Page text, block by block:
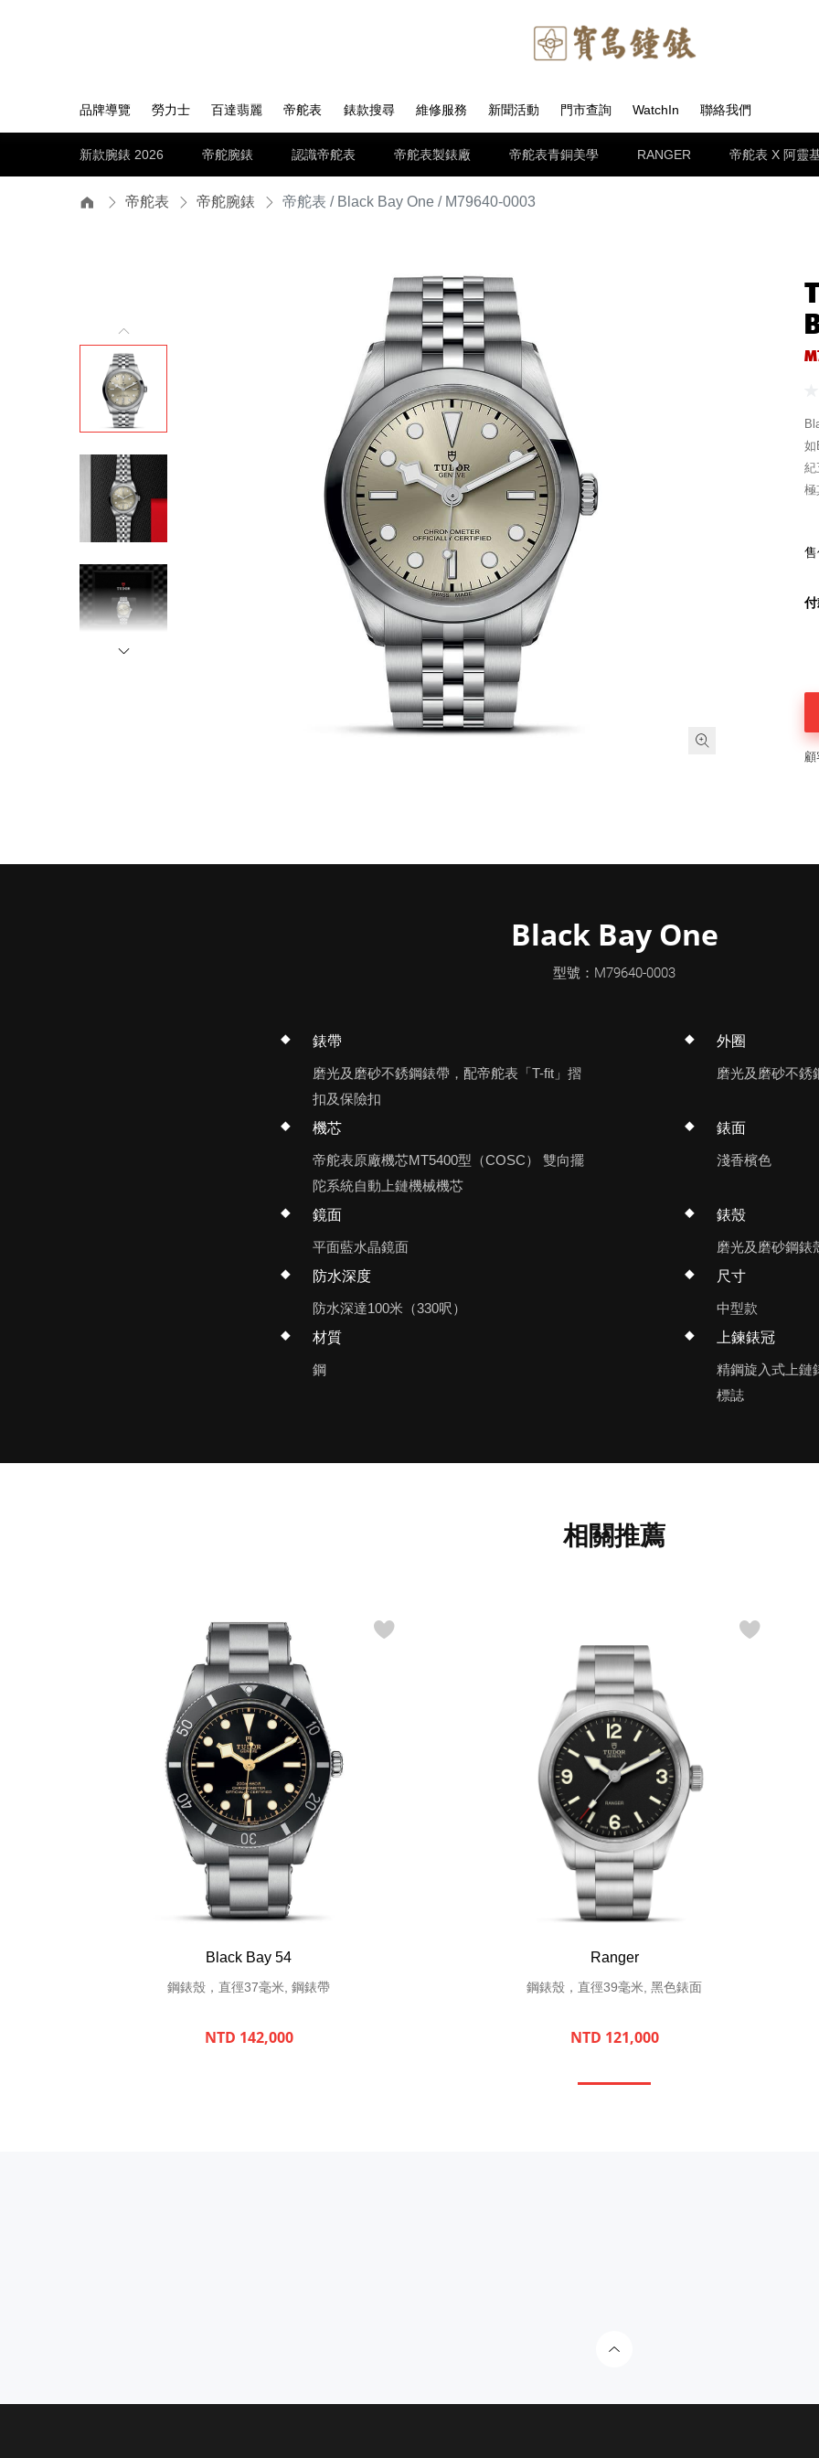
品牌導覽 勞力士 百達翡麗 帝舵表 錶款搜尋 維修服務 新聞活動 門市查詢 WatchIn 聯絡我們
新款腕錶 2026 帝舵腕錶 認識帝舵表 帝舵表製錶廠 帝舵表青銅美學 RANGER 帝舵表 X 阿靈
帝舵表 帝舵腕錶 帝舵表 / Black Bay One / M79640-0003
如
紀
極
顧
Black Bay One
型號：M79640-0003
錶帶
磨光及磨砂不銹鋼錶帶，配帝舵表「T-fit」摺
扣及保險扣
外圈
磨光及磨砂不銹
機芯
帝舵表原廠機芯MT5400型（COSC） 雙向擺
陀系統自動上鏈機械機芯
錶面
淺香檳色
鏡面
平面藍水晶鏡面
錶殼
磨光及磨砂鋼錶
防水深度
防水深達100米（330呎）
尺寸
中型款
材質
鋼
上鍊錶冠
精鋼旋入式上鏈
標誌
相關推薦
Black Bay 54
鋼錶殼，直徑37毫米, 鋼錶帶
NTD 142,000
Ranger
鋼錶殼，直徑39毫米, 黑色錶面
NTD 121,000